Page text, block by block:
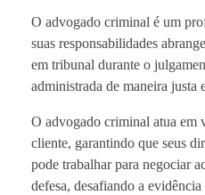
O advogado criminal é um
suas responsabilidades
em tribunal durante o
administrada de maneira justa
O advogado criminal atua em
cliente, garantindo que seus
pode trabalhar para negociar
defesa, desafiando a